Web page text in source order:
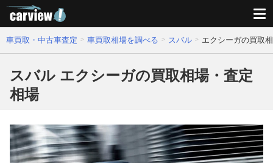
車買取・中古車査定 車買取相場を調べる スバル エクシーガの買取
スバル エクシーガの買取相場・査定
相場